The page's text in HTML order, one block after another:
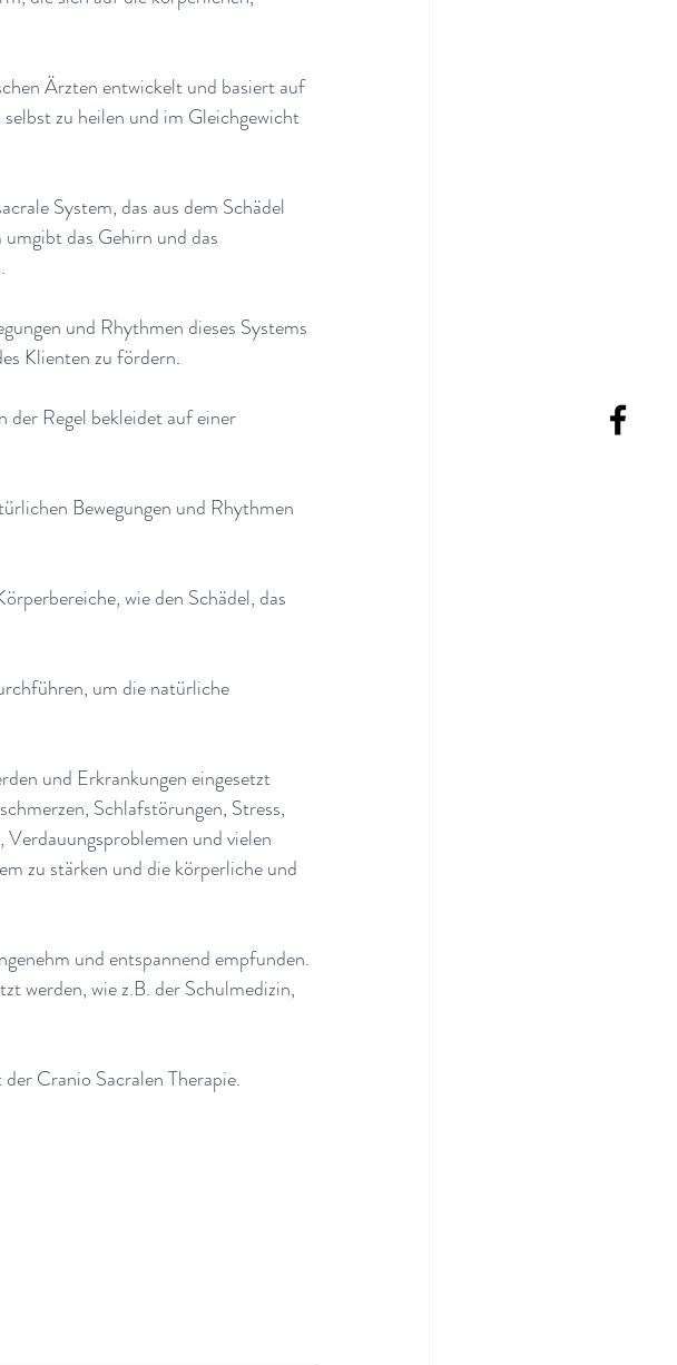
Ärzten entwickelt und basiert auf
zu heilen und im Gleichgewicht
System, das aus dem Schädel
das Gehirn und das
und Rhythmen dieses Systems
Klienten zu fördern.
der Regel bekleidet auf einer
Bewegungen und Rhythmen
wie den Schädel, das
um die natürliche
und Erkrankungen eingesetzt
Schlafstörungen, Stress,
und vielen
zu stärken und die körperliche und
und entspannend empfunden.
werden, wie z.B. der Schulmedizin,
Cranio Sacralen Therapie.